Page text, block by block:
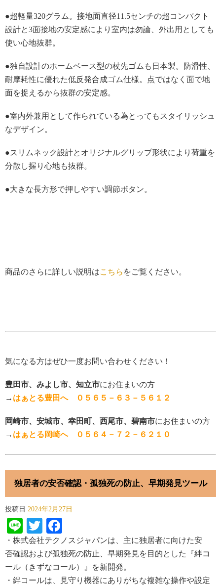
●超軽量320グラム。接地面直径11.5センチの超コンパクト
設計と3面接地の安定感により室内は勿論、外出用としても
使い心地抜群。
●独自設計のホームベース型の杖先ゴムも日本製。防滑性、
耐摩耗性に優れた低反発合成ゴム仕様。点ではなく面で地
面を捉えるから抜群の安定感。
●室内外兼用として作られている為とってもスタイリッシュ
なデザイン。
●スリムネック設計とオリジナルグリップ形状により荷重を
分散し握り心地も抜群。
●大きな長方形で押しやすい調節ボタン。
商品のさらに詳しい説明はこちら をご覧ください。
気になる方はぜひ一度お問い合わせください！
豊田市、みよし市、知立市にお住まいの方
→ はぁとる豊田へ ０５６５－６３－５６１２
岡崎市、安城市、幸田町、西尾市、碧南市にお住まいの方
→ はぁとる岡崎へ ０５６４－７２－６２１０
独居者の安否確認・孤独死の防止、早期発見ツール
投稿日 2024年2月27日
LineTwitter
・株式会社テクノスジャパンは、主に独居者に向けた安
否確認および孤独死の防止、早期発見を目的とした 『絆コ
ール （ きずなコール） 』 を新開発。
・絆コールは 、見守り機器にありがちな複雑な操作や設定